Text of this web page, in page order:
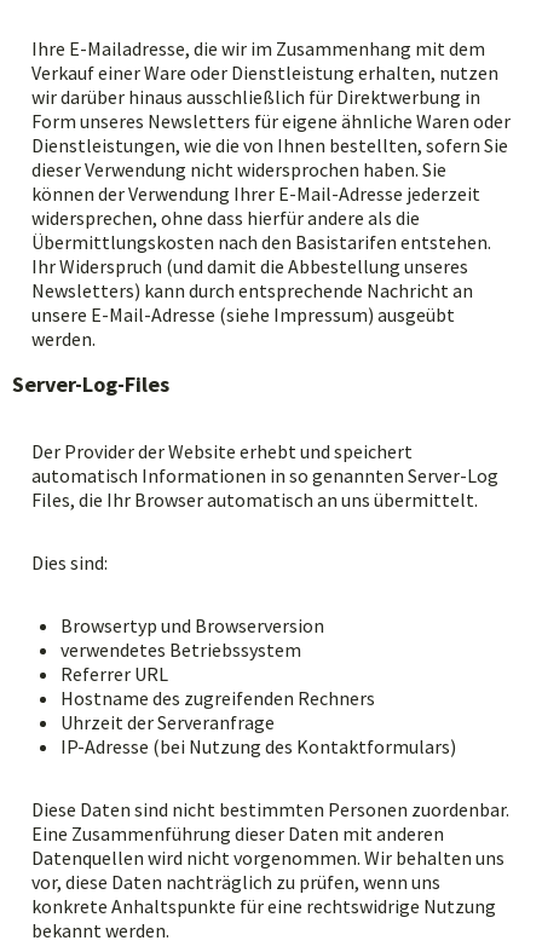
Ihre E-Mailadresse, die wir im Zusammenhang mit dem
Verkauf einer Ware oder Dienstleistung erhalten, nutzen
wir darüber hinaus ausschließlich für Direktwerbung in
Form unseres Newsletters für eigene ähnliche Waren oder
Dienstleistungen, wie die von Ihnen bestellten, sofern Sie
dieser Verwendung nicht widersprochen haben. Sie
können der Verwendung Ihrer E-Mail-Adresse jederzeit
widersprechen, ohne dass hierfür andere als die
Übermittlungskosten nach den Basistarifen entstehen.
Ihr Widerspruch (und damit die Abbestellung unseres
Newsletters) kann durch entsprechende Nachricht an
unsere E-Mail-Adresse (siehe Impressum) ausgeübt
werden.
Server-Log-Files
Der Provider der Website erhebt und speichert
automatisch Informationen in so genannten Server-Log
Files, die Ihr Browser automatisch an uns übermittelt.
Dies sind:
Browsertyp und Browserversion
verwendetes Betriebssystem
Referrer URL
Hostname des zugreifenden Rechners
Uhrzeit der Serveranfrage
IP-Adresse (bei Nutzung des Kontaktformulars)
Diese Daten sind nicht bestimmten Personen zuordenbar.
Eine Zusammenführung dieser Daten mit anderen
Datenquellen wird nicht vorgenommen. Wir behalten uns
vor, diese Daten nachträglich zu prüfen, wenn uns
konkrete Anhaltspunkte für eine rechtswidrige Nutzung
bekannt werden.